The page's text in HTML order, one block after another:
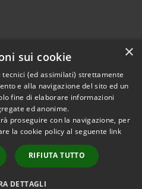
Copyright © 2026 • Comune di
Municipium•
Accesso
redazione
×
sui cookie
(ed assimilati) strettamente
e alla navigazione del sito ed un
fine di elaborare informazioni
ed anonime.
proseguire con la navigazione, per
la cookie policy al seguente link
RIFIUTA TUTTO
DETTAGLI